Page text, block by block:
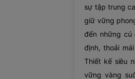
sự tập trung
giữ vững
đến những cú
định, thoải
Thiết kế siêu
vững vàng